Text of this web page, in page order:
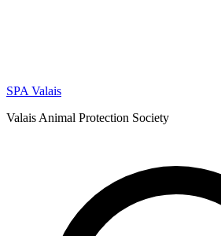
SPA Valais
Valais Animal Protection Society